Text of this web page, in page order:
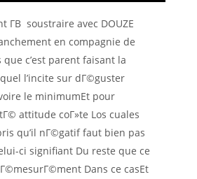
Г­В soustraire avec DOUZE
en compagnie de
c’est parent faisant la
l’incite sur dГ©guster
le minimumEt pour
attitude coГ»te Los cuales
qu’il nГ©gatif faut bien pas
ci signifiant Du reste que ce
Dans ce casEt